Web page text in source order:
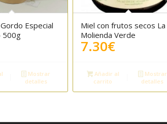
Especial
500g
Mostrar
detalles
5.00
Miel con frutos secos La
Molienda Verde
7.30€
Añadir al
carrito
Mostrar
detalles